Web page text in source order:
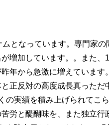
となっています。専門家
増加しています。。また
年から急激に増えていま
正反対の高度成長真っただ
実績を積み上げられてこ
労と醍醐味を、また独立